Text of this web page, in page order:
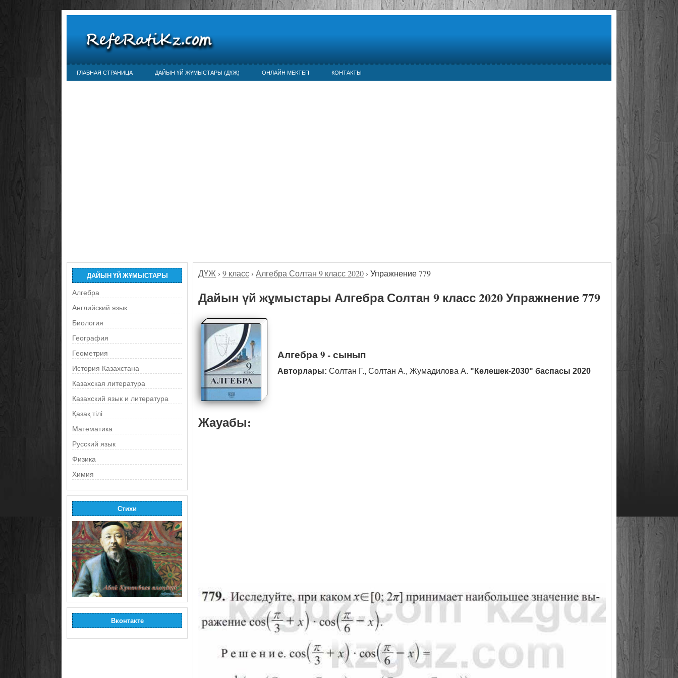
ГЛАВНАЯ СТРАНИЦА ДАЙЫН ҮЙ ЖҰМЫСТАРЫ (ДҮЖ) ОНЛАЙН МЕКТЕП КОНТАКТЫ
ДАЙЫН ҮЙ ЖҰМЫСТАРЫ
Алгебра
Английский язык
Биология
География
Геометрия
История Казахстана
Казахская литература
Казахский язык и литература
Қазақ тілі
Математика
Русский язык
Физика
Химия
Стихи
Вконтакте
ДҮЖ › 9 класс › Алгебра Солтан 9 класс 2020 › Упражнение 779
Дайын үй жұмыстары Алгебра Солтан 9 класс 2020 Упражнение 779
Алгебра 9 - сынып
Авторлары: Солтан Г., Солтан А., Жумадилова А. "Келешек-2030" баспасы 2020
Жауабы: